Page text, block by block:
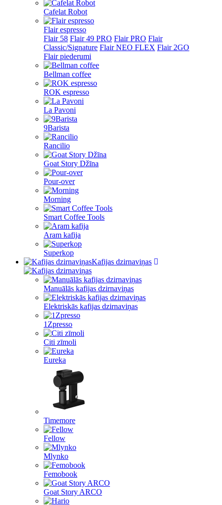
Cafelat Robot
Flair espresso
Flair 58 Flair 49 PRO Flair PRO Flair
Classic/Signature Flair NEO FLEX Flair 2GO
Flair piederumi
Bellman coffee
ROK espresso
La Pavoni
9Barista
Rancilio
Goat Story Džīna
Pour-over
Morning
Smart Coffee Tools
Aram kafija
Superkop
Kafijas dzirnaviņas
Manuālās kafijas dzirnaviņas
Elektriskās kafijas dzirnaviņas
1Zpresso
Citi zīmoli
Eureka
Timemore
Fellow
Mlynko
Femobook
Goat Story ARCO